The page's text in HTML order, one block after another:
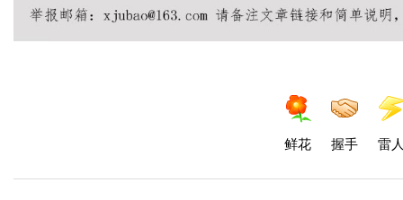
鲜花 握手 雷